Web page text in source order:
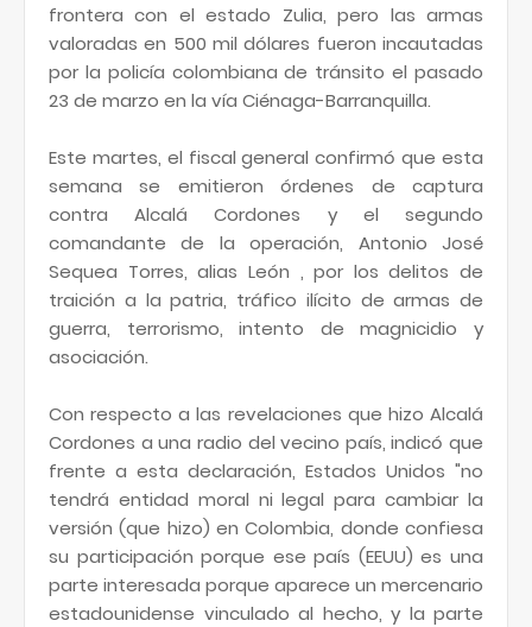
frontera con el estado Zulia, pero las armas
valoradas en 500 mil dólares fueron incautadas
por la policía colombiana de tránsito el pasado
23 de marzo en la vía Ciénaga-Barranquilla.
Este martes, el fiscal general confirmó que esta
semana se emitieron órdenes de captura
contra Alcalá Cordones y el segundo
comandante de la operación, Antonio José
Sequea Torres, alias León , por los delitos de
traición a la patria, tráfico ilícito de armas de
guerra, terrorismo, intento de magnicidio y
asociación.
Con respecto a las revelaciones que hizo Alcalá
Cordones a una radio del vecino país, indicó que
frente a esta declaración, Estados Unidos "no
tendrá entidad moral ni legal para cambiar la
versión (que hizo) en Colombia, donde confiesa
su participación porque ese país (EEUU) es una
parte interesada porque aparece un mercenario
estadounidense vinculado al hecho, y la parte